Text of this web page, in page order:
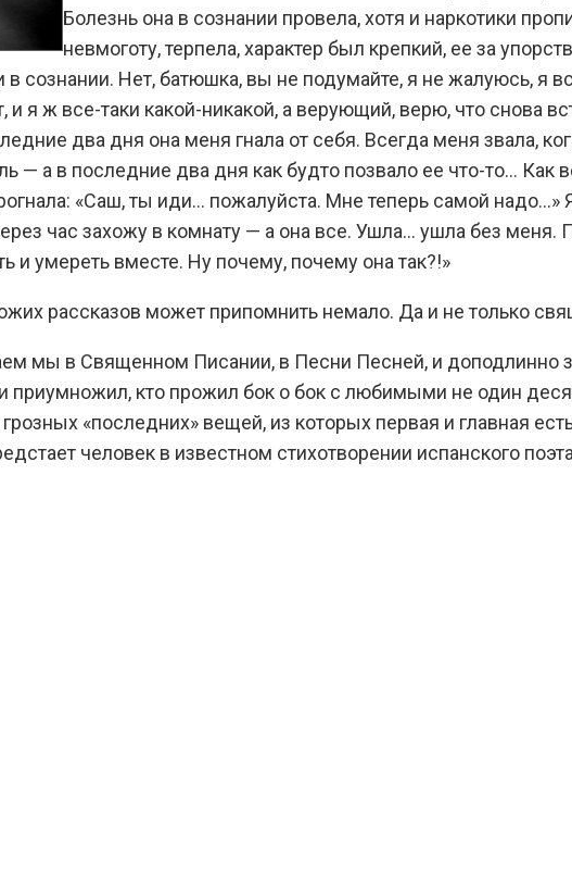
Болезнь она в сознании провела, хотя и наркотики
невмоготу, терпела, характер был крепкий, ее за
в сознании. Нет, батюшка, вы не подумайте, я не жалуюсь,
я ж все-таки какой-никакой, а верующий, верю, что снова
два дня она меня гнала от себя. Всегда меня звала,
— а в последние два дня как будто позвало ее что-то… Как
«Саш, ты иди… пожалуйста. Мне теперь самой
час захожу в комнату — а она все. Ушла… ушла без
умереть вместе. Ну почему, почему она так?!»
рассказов может припомнить немало. Да и не только
мы в Священном Писании, в Песни Песней, и доподлинно
приумножил, кто прожил бок о бок с любимыми не один
«последних» вещей, из которых первая и главная
человек в известном стихотворении испанского